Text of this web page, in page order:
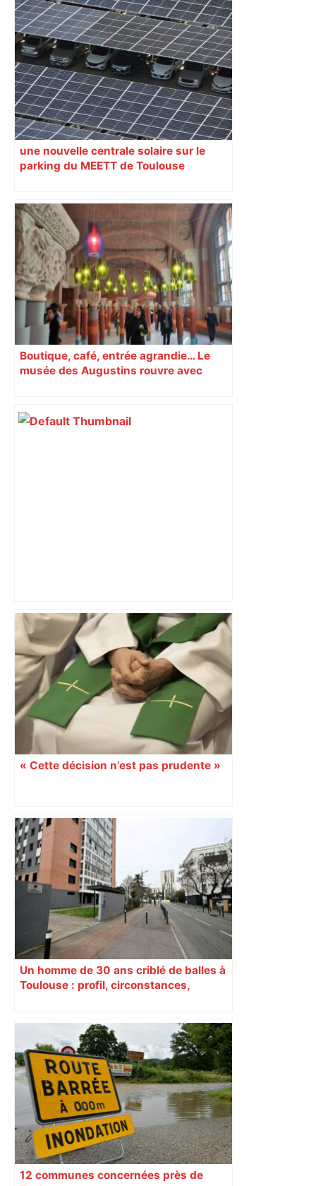
une nouvelle centrale solaire sur le
parking du MEETT de Toulouse
Boutique, café, entrée agrandie… Le
musée des Augustins rouvre avec
Lyon – Stade Toulousain : comment
Toulouse a frappé fort à Lyon pour
conclure une semaine agitée –
ladepeche.fr
« Cette décision n’est pas prudente »
Un homme de 30 ans criblé de balles à
Toulouse : profil, circonstances,
12 communes concernées près de